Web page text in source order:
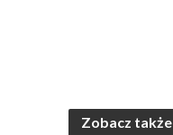
Zobacz także